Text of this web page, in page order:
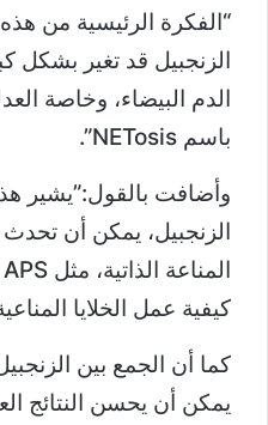
“الفكرة الرئيسية من
الزنجبيل قد تغير بشكل
الدم البيضاء، وخاصة
باسم NETosis”.
وأضافت بالقول:”يشير
الزنجبيل، يمكن أن
كيفية عمل الخلايا
كما أن الجمع بين
يمكن أن يحسن النتائج